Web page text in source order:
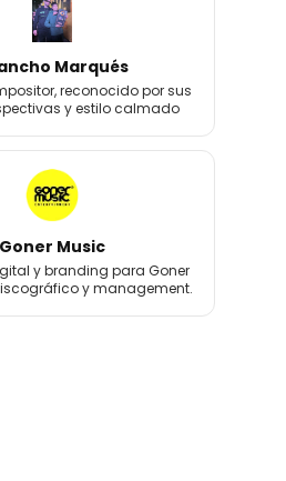
Marqués
reconocido por sus
y estilo calmado
Goner Music
y branding para Goner
y management.